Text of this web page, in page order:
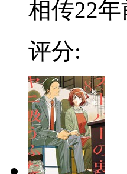
相传22
评分: